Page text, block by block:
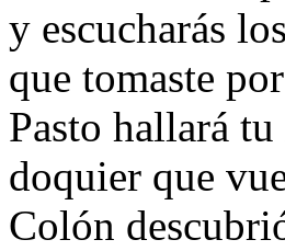
y escucharás
que tomaste
Pasto hallará
doquier que
Colón